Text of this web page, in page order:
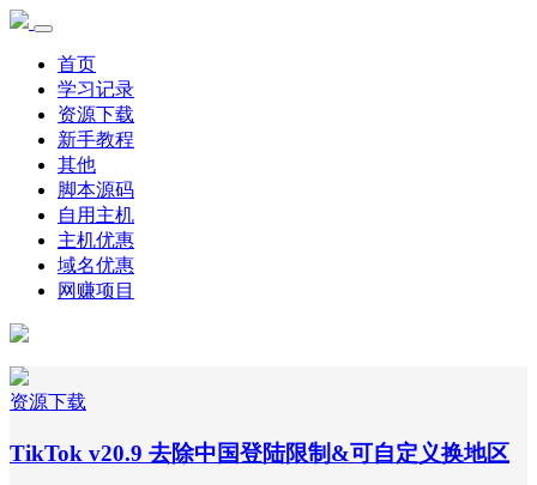
首页
学习记录
资源下载
新手教程
其他
脚本源码
自用主机
主机优惠
域名优惠
网赚项目
资源下载
TikTok v20.9 去除中国登陆限制&可自定义换地区